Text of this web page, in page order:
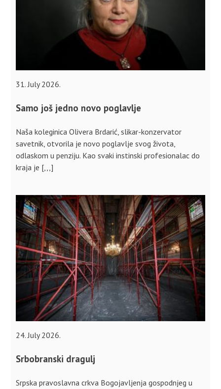
31. July 2026.
Samo još jedno novo poglavlje
Naša koleginica Olivera Brdarić, slikar-konzervator
savetnik, otvorila je novo poglavlje svog života,
odlaskom u penziju. Kao svaki instinski profesionalac do
kraja je [,,,]
24. July 2026.
Srbobranski dragulj
Srpska pravoslavna crkva Bogojavljenja gospodnjeg u